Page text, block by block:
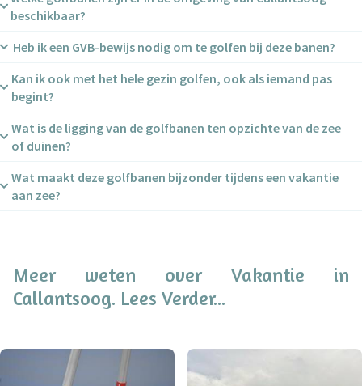
beschikbaar?
Tijdens uw verblijf kunt u onder andere spelen op de banen
Regthuys Golf , Golfbaan Oogduyne Golfbaan Dirkshorn
Heb ik een GVB-bewijs nodig om te golfen bij deze banen?
Nee — bij Regthuys Golf en Golfbaan Oogduyne is golfen
zonder
Kan ik ook met het hele gezin golfen, ook als iemand pas
begint?
Ja — bijvoorbeeld bij Golfbaan Oogduyne is er een pitch &
put baan én een driving range, waardoor ook beginners en
gezinnen aan de slag kunnen.
Wat is de ligging van de golfbanen ten opzichte van de zee
of duinen?
De banen liggen in de prachtige omgeving van bollenvelden
en duinen of in open West-Friese landschappen —
Wat maakt deze golfbanen bijzonder tijdens een vakantie
aan zee?
Regthuys Golf heeft een parkbaan met lounge en open haard
voor een ontspannen sfeer.
Meer weten over Vakantie in
Callantsoog. Lees Verder...